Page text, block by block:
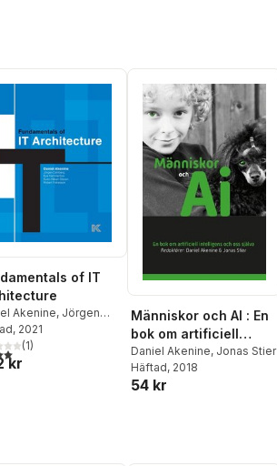
of IT
Akenine, Jörgen
,Eva Kammerfors
Håkan Olsson
Folkesson
, 2021
5 stjärnor. Totalt antal röster:
(1)
kr
Människor och AI : En
bok om artificiell
intelligens och oss
själva
Daniel Akenine, Jonas Stier
Häftad, 2018
54 kr